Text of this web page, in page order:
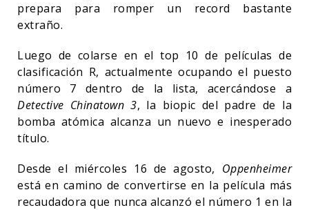
prepara para romper un record bastante
extraño.
Luego de colarse en el top 10 de películas de
clasificación R, actualmente ocupando el puesto
número 7 dentro de la lista, acercándose a
Detective Chinatown 3, la biopic del padre de la
bomba atómica alcanza un nuevo e inesperado
título.
Desde el miércoles 16 de agosto, Oppenheimer
está en camino de convertirse en la película más
recaudadora que nunca alcanzó el número 1 en la